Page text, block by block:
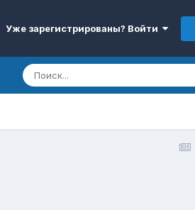
Уже зарегистрированы? Войти